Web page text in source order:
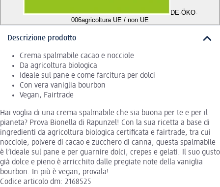
DE-ÖKO-
006agricoltura UE / non UE
Descrizione prodotto
Crema spalmabile cacao e nocciole
Da agricoltura biologica
Ideale sul pane e come farcitura per dolci
Con vera vaniglia bourbon
Vegan, Fairtrade
Hai voglia di una crema spalmabile che sia buona per te e per il
pianeta? Prova Bionella di Rapunzel! Con la sua ricetta a base di
ingredienti da agricoltura biologica certificata e fairtrade, tra cui
nocciole, polvere di cacao e zucchero di canna, questa spalmabile
è l’ideale sul pane e per guarnire dolci, crepes e gelati. Il suo gusto
già dolce e pieno è arricchito dalle pregiate note della vaniglia
bourbon. In più è vegan, provala!
Codice articolo dm: 2168525